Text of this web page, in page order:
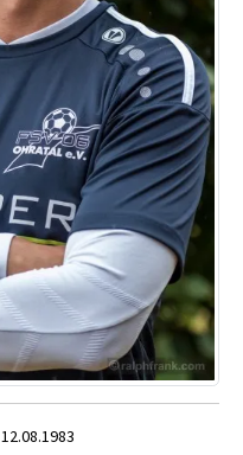
12.08.1983